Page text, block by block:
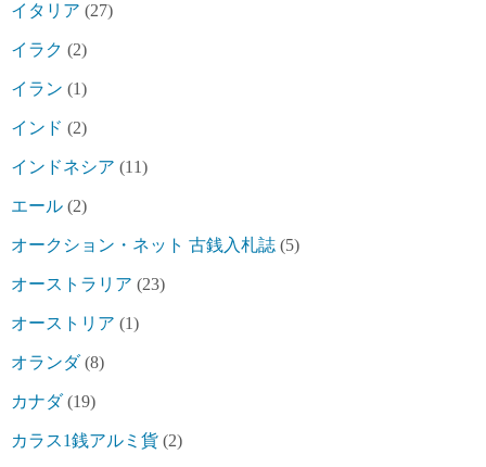
イタリア (27)
イラク (2)
イラン (1)
インド (2)
インドネシア (11)
エール (2)
オークション・ネット 古銭入札誌 (5)
オーストラリア (23)
オーストリア (1)
オランダ(8)
カナダ(19)
カラス1銭アルミ貨 (2)